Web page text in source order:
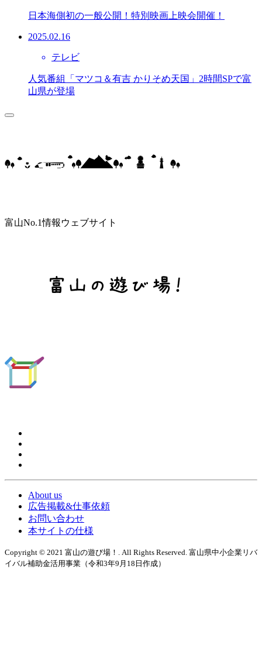
日本海側初の一般公開！特別映画上映会開催！
2025.02.16
テレビ
人気番組「マツコ＆有吉 かりそめ天国」2時間SPで富
山県が登場
富山No.1情報ウェブサイト
About us
広告掲載&仕事依頼
お問い合わせ
本サイトの仕様
Copyright © 2021 富山の遊び場！. All Rights Reserved. 富山県中小企業リバ
イバル補助金活用事業（令和3年9月18日作成）